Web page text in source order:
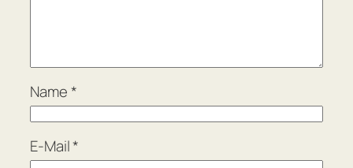
Name*
E-Mail*